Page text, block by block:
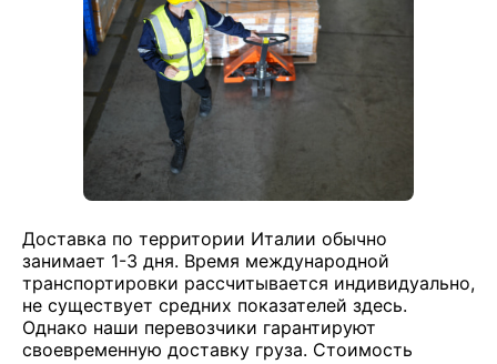
Доставка по территории Италии обычно
занимает 1-3 дня. Время международной
транспортировки рассчитывается индивидуально,
не существует средних показателей здесь.
Однако наши перевозчики гарантируют
своевременную доставку груза. Стоимость